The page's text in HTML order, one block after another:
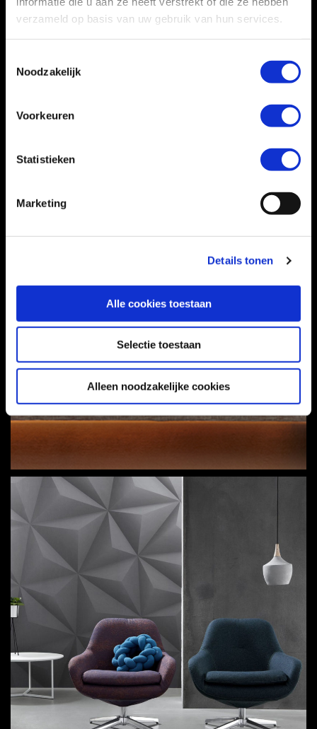
verzameld op basis van uw gebruik van hun services.
Noodzakelijk
Voorkeuren
Statistieken
Marketing
Details tonen
Alle cookies toestaan
Selectie toestaan
Alleen noodzakelijke cookies